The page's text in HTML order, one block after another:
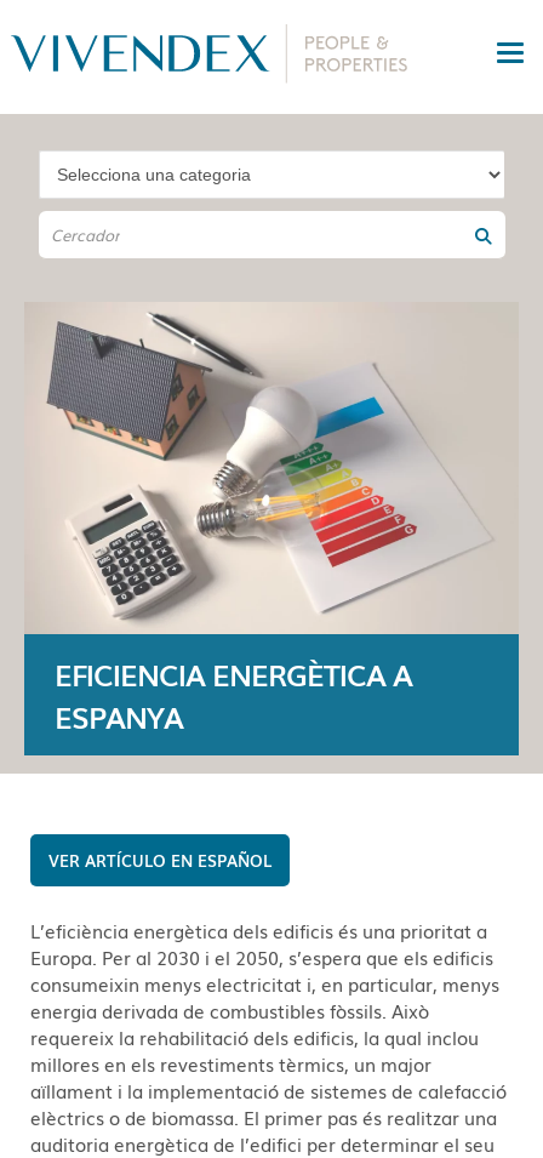
EFICIENCIA ENERGÈTICA A
ESPANYA
ESPAÑOL
L’eficiència energètica dels edificis és una prioritat a
Europa. Per al 2030 i el 2050, s’espera que els edificis
consumeixin menys electricitat i, en particular, menys
energia derivada de combustibles fòssils. Això
requereix la rehabilitació dels edificis, la qual inclou
millores en els revestiments tèrmics, un major
aïllament i la implementació de sistemes de calefacció
elèctrics o de biomassa. El primer pas és realitzar una
auditoria energètica de l’edifici per determinar el seu